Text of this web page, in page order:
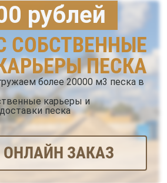
рублей
СОБСТВЕННЫЕ
ПЕСКА
более 20000 м3 песка в
карьеры и
песка
ОНЛАЙН ЗАКАЗ